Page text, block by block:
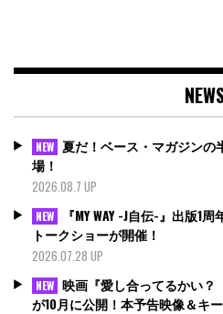
NEW 夏だ！ベース・マガジンの
場！
2026.08.7 UP
NEW
『MY WAY -J自伝-』出版1
トークショーが開催！
2026.07.28 UP
NEW 映画『愛し合ってるかい
が10月に公開！本予告映像＆キ